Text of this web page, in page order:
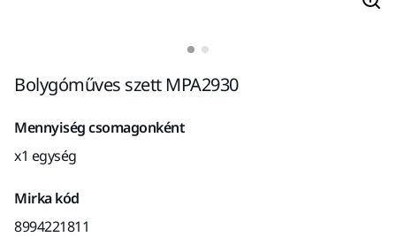
Bolygóműves szett MPA2930
Mennyiség csomagonként
x1 egység
Mirka kód
8994221811